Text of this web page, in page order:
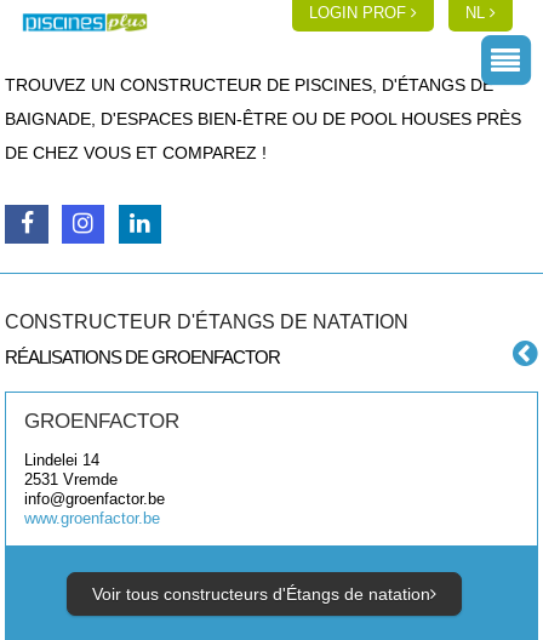
LOGIN PROF NL
TROUVEZ UN CONSTRUCTEUR DE PISCINES, D'ÉTANGS DE
BAIGNADE, D'ESPACES BIEN-ÊTRE OU DE POOL HOUSES PRÈS
DE CHEZ VOUS ET COMPAREZ !
CONSTRUCTEUR D'ÉTANGS DE NATATION
RÉALISATIONS DE GROENFACTOR
GROENFACTOR
Lindelei 14
2531Vremde
info@groenfactor.be
www.groenfactor.be
Voir tous constructeurs d'Étangs de natation